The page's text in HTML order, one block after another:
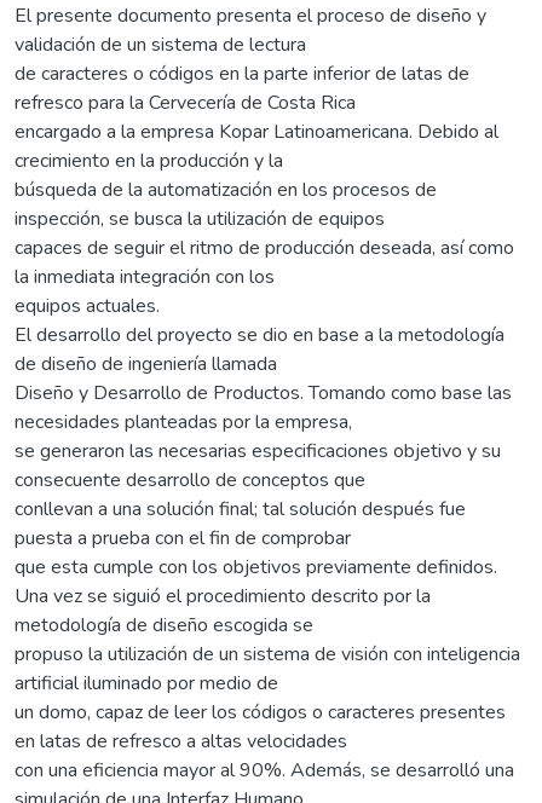
El presente documento presenta el proceso de diseño y
validación de un sistema de lectura
de caracteres o códigos en la parte inferior de latas de
refresco para la Cervecería de Costa Rica
encargado a la empresa Kopar Latinoamericana. Debido al
crecimiento en la producción y la
búsqueda de la automatización en los procesos de
inspección, se busca la utilización de equipos
capaces de seguir el ritmo de producción deseada, así como
la inmediata integración con los
equipos actuales.
El desarrollo del proyecto se dio en base a la metodología
de diseño de ingeniería llamada
Diseño y Desarrollo de Productos. Tomando como base las
necesidades planteadas por la empresa,
se generaron las necesarias especificaciones objetivo y su
consecuente desarrollo de conceptos que
conllevan a una solución final; tal solución después fue
puesta a prueba con el fin de comprobar
que esta cumple con los objetivos previamente definidos.
Una vez se siguió el procedimiento descrito por la
metodología de diseño escogida se
propuso la utilización de un sistema de visión con inteligencia
artificial iluminado por medio de
un domo, capaz de leer los códigos o caracteres presentes
en latas de refresco a altas velocidades
con una eficiencia mayor al 90%. Además, se desarrolló una